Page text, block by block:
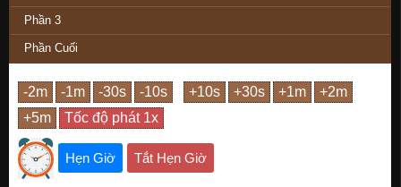
Phần 3
Phần Cuối
Hẹn Giờ Tắt Hẹn Giờ